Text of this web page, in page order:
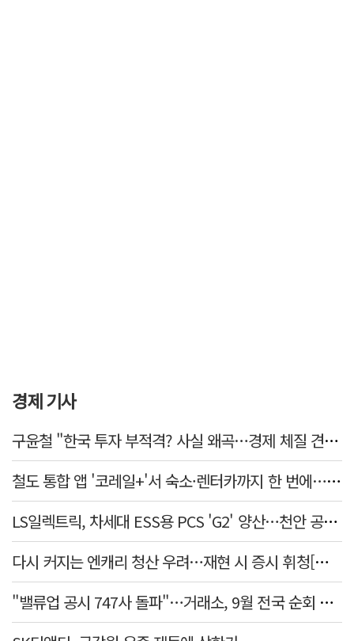
경제 기사
구윤철 "한국 투자 부적격? 사실 왜곡…경제 체질 견실"
철도 통합 앱 '코레일+'서 숙소·렌터카까지 한 번에…여행 서비스 확대
LS일렉트릭, 차세대 ESS용 PCS 'G2' 양산…천안 공장서 출하
다시 커지는 엔캐리 청산 우려…재현 시 증시 휘청[매일뭐니머니]
"밸류업 공시 747사 돌파"…거래소, 9월 전국 순회 설명회 연다